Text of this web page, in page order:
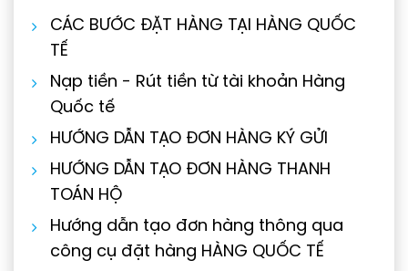
CÁC BƯỚC ĐẶT HÀNG TẠI HÀNG QUỐC
TẾ
Nạp tiền - Rút tiền từ tài khoản Hàng
Quốc tế
HƯỚNG DẪN TẠO ĐƠN HÀNG KÝ GỬI
HƯỚNG DẪN TẠO ĐƠN HÀNG THANH
TOÁN HỘ
Hướng dẫn tạo đơn hàng thông qua
công cụ đặt hàng HÀNG QUỐC TẾ